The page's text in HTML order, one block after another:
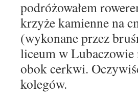
podróżowałem
krzyże kamienne na
(wykonane przez
liceum w Lubaczowie
obok cerkwi.
kolegów.